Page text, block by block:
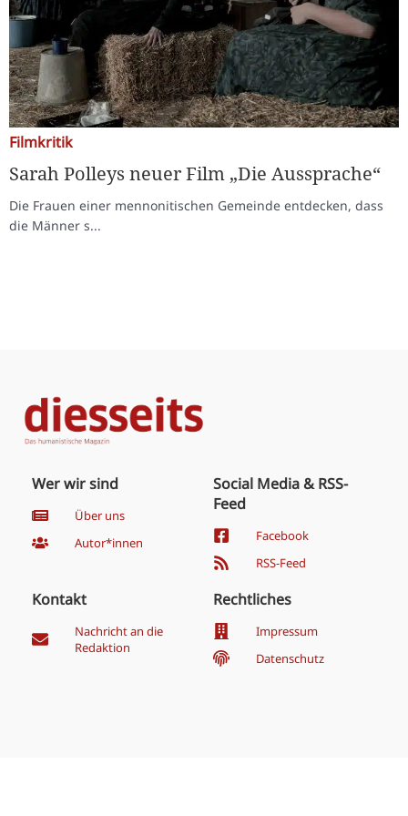
Filmkritik
Sarah Polleys neuer Film „Die Aussprache“
Die Frauen einer mennonitischen Gemeinde entdecken, dass
die Männer s...
Wer wir sind
Über uns
Autor*innen
Social Media & RSS-
Feed
Facebook
RSS-Feed
Kontakt
Nachricht an die
Redaktion
Rechtliches
Impressum
Datenschutz